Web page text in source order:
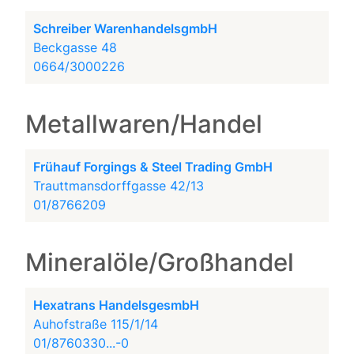
Schreiber WarenhandelsgmbH
Beckgasse 48
0664/3000226
Metallwaren/Handel
Frühauf Forgings & Steel Trading GmbH
Trauttmansdorffgasse 42/13
01/8766209
Mineralöle/Großhandel
Hexatrans HandelsgesmbH
Auhofstraße 115/1/14
01/8760330...-0